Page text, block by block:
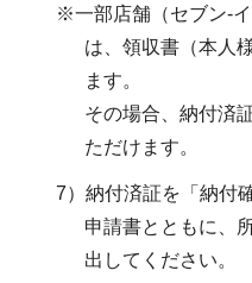
※一部店舗（セブン-
は、領収書（本人
ます。
その場合、納付済
ただけます。
7）納付済証を「納付
申請書とともに、
出してください。